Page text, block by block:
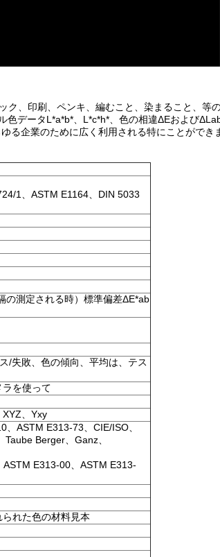
、印刷、ペンキ、編むこと、染まること、等
データL*a*b*、L*c*h*、色の相違ΔEおよび
る企業のために広く利用される特にことができ
1、ASTM E1164、DIN 5033
の測定される時）標準偏差ΔE*ab
/失敗、色の傾向、平均は、テス
を使って
XYZ、Yxy
、ASTM E313-73、CIE/ISO、
Taube Berger、Ganz、
ASTM E313-00、ASTM E313-
れた色の材料見本